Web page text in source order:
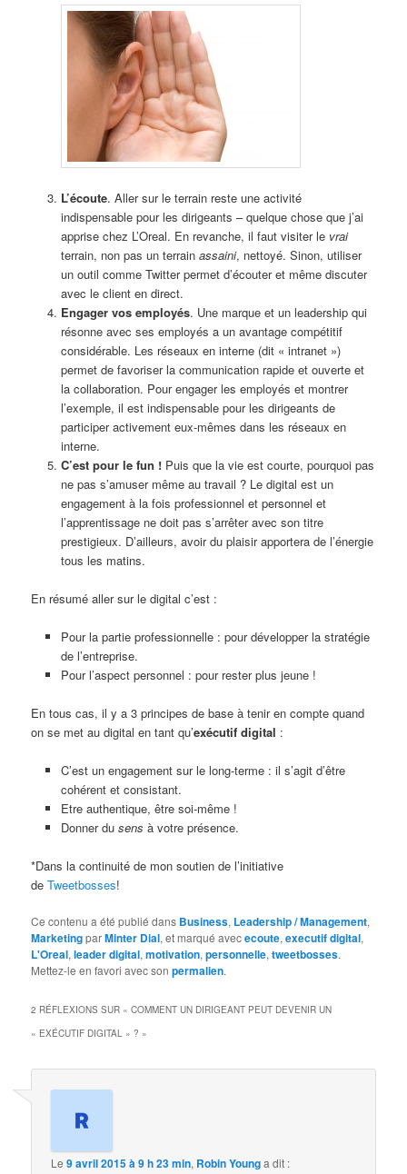
L’écoute. Aller sur le terrain reste une activité
indispensable pour les dirigeants – quelque chose que j’ai
apprise chez L’Oreal. En revanche, il faut visiter le vrai
terrain, non pas un terrain assaini, nettoyé. Sinon, utiliser
un outil comme Twitter permet d’écouter et même discuter
avec le client en direct.
Engager vos employés. Une marque et un leadership qui
résonne avec ses employés a un avantage compétitif
considérable. Les réseaux en interne (dit « intranet »)
permet de favoriser la communication rapide et ouverte et
la collaboration. Pour engager les employés et montrer
l’exemple, il est indispensable pour les dirigeants de
participer activement eux-mêmes dans les réseaux en
interne.
C’est pour le fun !Puis que la vie est courte, pourquoi pas
ne pas s’amuser même au travail ? Le digital est un
engagement à la fois professionnel et personnel et
l’apprentissage ne doit pas s’arrêter avec son titre
prestigieux. D’ailleurs, avoir du plaisir apportera de l’énergie
tous les matins.
En résumé aller sur le digital c’est :
Pour la partie professionnelle : pour développer la stratégie
de l’entreprise.
Pour l’aspect personnel : pour rester plus jeune !
En tous cas, il y a 3 principes de base à tenir en compte quand
on se met au digital en tant qu’exécutif digital :
C’est un engagement sur le long-terme : il s’agit d’être
cohérent et consistant.
Etre authentique, être soi-même !
Donner du sens à votre présence.
*Dans la continuité de mon soutien de l’initiative
deTweetbosses!
Ce contenu a été publié dans Business, Leadership / Management,
MarketingparMinter Dial, et marqué avececoute,executif digital,
L'Oreal,leader digital,motivation,personnelle,tweetbosses.
Mettez-le en favori avec sonpermalien.
2 RÉFLEXIONS SUR «COMMENT UN DIRIGEANT PEUT DEVENIR UN
« EXÉCUTIF DIGITAL » ? »
Le9 avril 2015 à 9 h 23 min, Robin Younga dit :